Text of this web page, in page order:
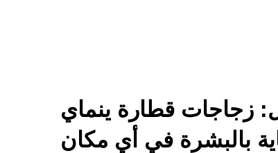
زجاجات قطارة ينماي
بالبشرة في أي مكان